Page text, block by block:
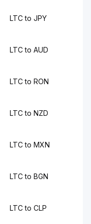
LTC to JPY
LTC to AUD
LTC to RON
LTC to NZD
LTC to MXN
LTC to BGN
LTC to CLP